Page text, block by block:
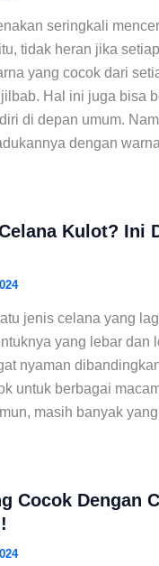
seringkali
tidak heran jika
yang cocok dari
Hal ini juga bisa
di depan umum.
dengan
Kulot? Ini
jenis celana yang
yang lebar dan
nyaman
untuk berbagai
masih banyak
Cocok Dengan